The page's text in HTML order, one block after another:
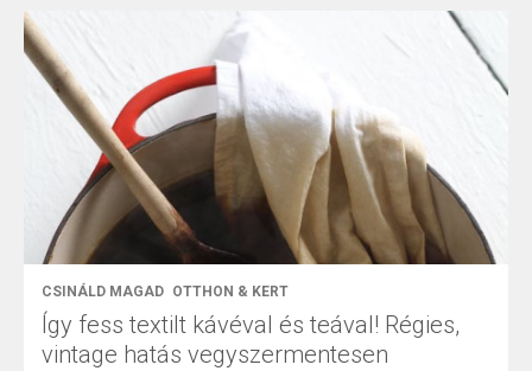
CSINÁLD MAGAD OTTHON & KERT
Így fess textilt kávéval és teával! Régies,
vintage hatás vegyszermentesen